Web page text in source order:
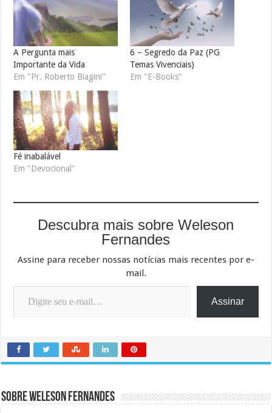
A Pergunta mais
Importante da Vida
Em "Pr. Roberto Biagini"
6 – Segredo da Paz (PG
Temas Vivenciais)
Em "E-Books"
Fé inabalável
Em "Devocional"
Descubra mais sobre Weleson
Fernandes
Assine para receber nossas notícias mais recentes por e-
mail.
Digite seu e-mail…
Assinar
Sobre Weleson Fernandes